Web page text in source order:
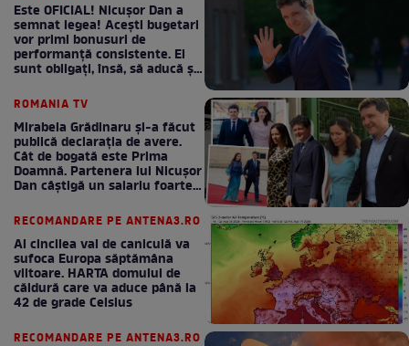
Este OFICIAL! Nicușor Dan a
semnat legea! Acești bugetari
vor primi bonusuri de
performanță consistente. Ei
sunt obligați, însă, să aducă și
ROMANIA TV
Mirabela Grădinaru și-a făcut
publică declarația de avere.
Cât de bogată este Prima
Doamnă. Partenera lui Nicușor
Dan câștigă un salariu foarte
RECOMANDARE PE ANTENA3.RO
Al cincilea val de caniculă va
sufoca Europa săptămâna
viitoare. HARTA domului de
căldură care va aduce până la
42 de grade Celsius
RECOMANDARE PE ANTENA3.RO